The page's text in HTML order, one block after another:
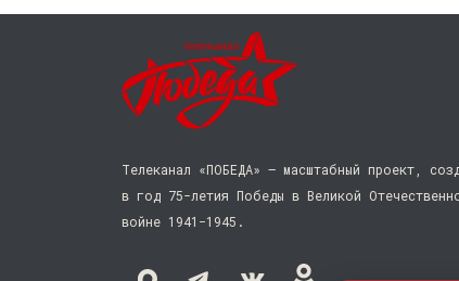
Телеканал «ПОБЕДА» — масштабный проект,
в год 75-летия Победы в Великой
войне 1941−1945.